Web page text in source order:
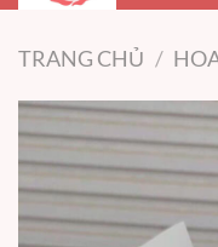
TRANG CHỦ /